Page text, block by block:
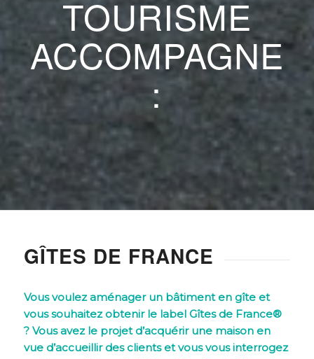
TOURISME
ACCOMPAGNE
:
GÎTES DE FRANCE
Vous voulez aménager un bâtiment en gîte et
vous souhaitez obtenir le label Gîtes de France®
? Vous avez le projet d’acquérir une maison en
vue d’accueillir des clients et vous vous interrogez